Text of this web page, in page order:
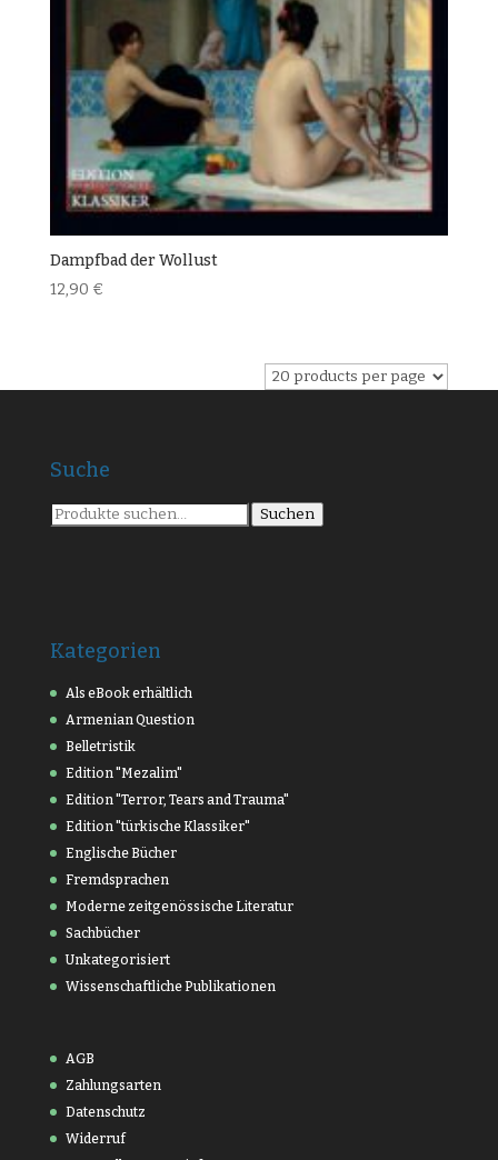
Dampfbad der Wollust
12,90 €
Suche
Suche
nach:
Suchen
Kategorien
Als eBook erhältlich
Armenian Question
Belletristik
Edition "Mezalim"
Edition "Terror, Tears and Trauma"
Edition "türkische Klassiker"
Englische Bücher
Fremdsprachen
Moderne zeitgenössische Literatur
Sachbücher
Unkategorisiert
Wissenschaftliche Publikationen
AGB
Zahlungsarten
Datenschutz
Widerruf